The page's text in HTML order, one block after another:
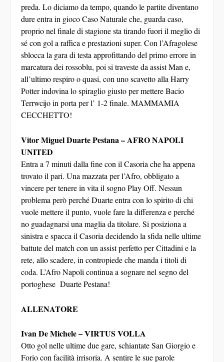
preda. Lo diciamo da tempo, quando le partite diventano
dure entra in gioco Caso Naturale che, guarda caso,
proprio nel finale di stagione sta tirando fuori il meglio di
sé con gol a raffica e prestazioni super. Con l’Afragolese
sblocca la gara di testa approfittando del primo errore in
marcatura dei rossoblu, poi si traveste da assist Man e,
all’ultimo respiro o quasi, con uno scavetto alla Harry
Potter indovina lo spiraglio giusto per mettere Bacio
Terrwcijo in porta per l’ 1-2 finale. MAMMAMIA
CECCHETTO!
Vitor Miguel Duarte Pestana – AFRO NAPOLI
UNITED
Entra a 7 minuti dalla fine con il Casoria che ha appena
trovato il pari. Una mazzata per l’Afro, obbligato a
vincere per tenere in vita il sogno Play Off. Nessun
problema però perché Duarte entra con lo spirito di chi
vuole mettere il punto, vuole fare la differenza e perché
no guadagnarsi una maglia da titolare. Si posiziona a
sinistra e spacca il Casoria decidendo la sfida nelle ultime
battute del match con un assist perfetto per Cittadini e la
rete, allo scadere, in contropiede che manda i titoli di
coda. L’Afro Napoli continua a sognare nel segno del
portoghese Duarte Pestana!
ALLENATORE
Ivan De Michele – VIRTUS VOLLA
Otto gol nelle ultime due gare, schiantate San Giorgio e
Forio con facilità irrisoria. A sentire le sue parole